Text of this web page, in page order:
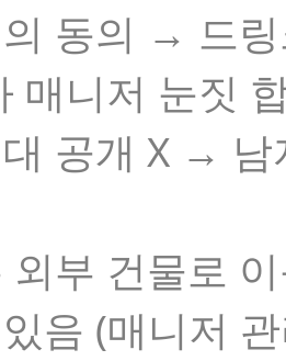
동의 → 드
매니저 눈짓
공개 X →
외부 건물로
음 (매니저